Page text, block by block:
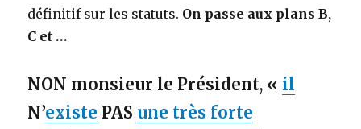
définitif sur les statuts. On passe aux plans B,
C et …
NON monsieur le Président, « il
N’existe PAS une très forte